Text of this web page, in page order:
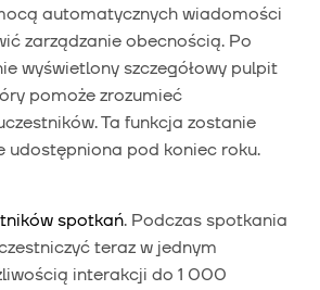
automatycznych wiadomości
zarządzanie obecnością. Po
wyświetlony szczegółowy pulpit
pomoże zrozumieć
Ta funkcja zostanie
udostępniona pod koniec roku.
spotkań. Podczas spotkania
teraz w jednym
interakcji do 1 000